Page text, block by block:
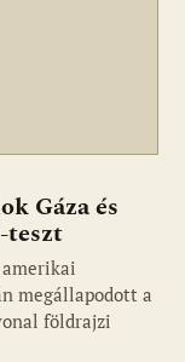
Gáza és
teszt
megállapodott a
földrajzi